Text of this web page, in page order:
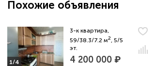
Похожие объявления
1/4
3-к квартира,
59/38.3/7.2 м2, 5/5
эт.
4 200 000 ₽